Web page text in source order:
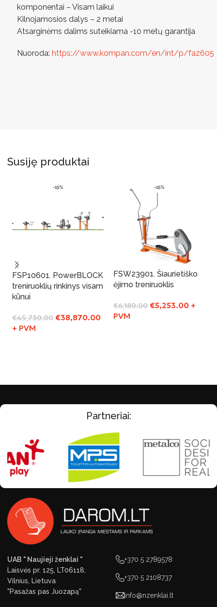
komponentai – Visam laikui
Kilnojamosios dalys – 2 metai
Atsarginėms dalims suteikiama -10 metų garantija
Nuoroda: https://www.kompan.com/en/int/p/faz605
Susiję produktai
-15%
FSP10601. PowerBLOCK
treniruoklių rinkinys visam
kūnui
€45,730.00 €38,870.00
+ PVM
-15%
FSW23901. Šiaurietiško
ėjimo treniruoklis
€6,180.00 €5,253.00 +
PVM
Partneriai:
UAB " Naujieji ženklai "
Laisvės pr. 125, LT06118,
Vilnius, Lietuva
"Pasažas pas Juozapą"
+370 5 2789578
+370 5 2108737
info@nzenklai.lt